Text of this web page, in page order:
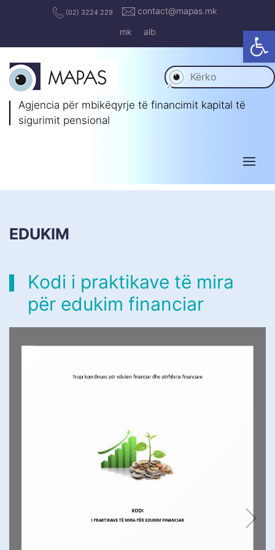
(02) 3224 229
contact@mapas.mk
mk
alb
Agjencia për mbikëqyrje të financimit kapital të
sigurimit pensional
EDUKIM
Kodi i praktikave të mira
për edukim financiar